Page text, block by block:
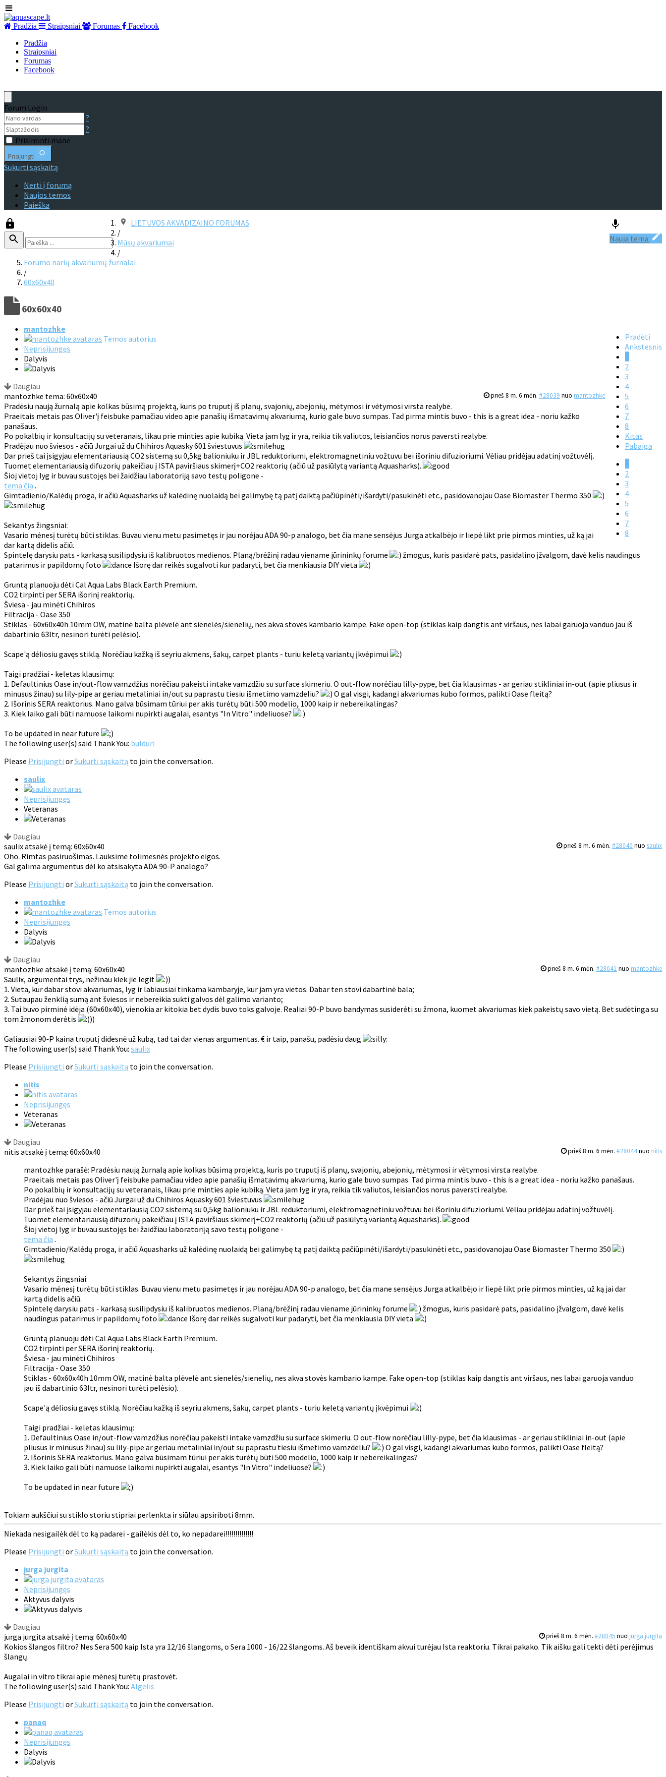
Pradžia Straipsniai Forumas
Facebook
Pradžia
Straipsniai
Forumas
Facebook
Forum Login
?
?
Prisiminti mane
Prisijungti
Sukurti sąskaitą
Nerti į forumą
Naujos temos
Paieška
Nauja tema
LIETUVOS AKVADIZAINO FORUMAS
/
Mūsų akvariumai
/
Forumo narių akvariumų žurnalai
/
60x60x40
60x60x40
Pradėti
Ankstesnis
2
3
4
5
6
7
8
Kitas
Pabaiga
2
3
4
5
6
7
8
mantozhke
Temos autorius
Neprisijungęs
Dalyvis
Daugiau
prieš 8 m. 6 mėn. #28039 nuo mantozhke
mantozhke tema: 60x60x40
Pradėsiu naują žurnalą apie kolkas būsimą projektą, kuris po truputį iš planų, svajonių, abejonių, mėtymosi ir vėtymosi virsta realybe.
Praeitais metais pas Oliver'į feisbuke pamačiau video apie panašių išmatavimų akvariumą, kurio gale buvo sumpas. Tad pirma mintis buvo - this is a great idea - noriu kažko
panašaus.
Po pokalbių ir konsultacijų su veteranais, likau prie minties apie kubiką. Vieta jam lyg ir yra, reikia tik valiutos, leisiančios norus paversti realybe.
Pradėjau nuo šviesos - ačiū Jurgai už du Chihiros Aquasky 601 šviestuvus
Dar prieš tai įsigyjau elementariausią CO2 sistemą su 0,5kg balioniuku ir JBL reduktoriumi, elektromagnetiniu vožtuvu bei išoriniu difuzioriumi. Vėliau pridėjau adatinį vožtuvėlį.
Tuomet elementariausią difuzorių pakeičiau į ISTA paviršiaus skimerį+CO2 reaktorių (ačiū už pasiūlytą variantą Aquasharks).
Šioj vietoj lyg ir buvau sustojęs bei žaidžiau laboratoriją savo testų poligone -
tema čia .
Gimtadienio/Kalėdų proga, ir ačiū Aquasharks už kalėdinę nuolaidą bei galimybę tą patį daiktą pačiūpinėti/išardyti/pasukinėti etc., pasidovanojau Oase Biomaster Thermo 350
Sekantys žingsniai:
Vasario mėnesį turėtų būti stiklas. Buvau vienu metu pasimetęs ir jau norėjau ADA 90-p analogo, bet čia mane sensėjus Jurga atkalbėjo ir liepė likt prie pirmos minties, už ką jai
dar kartą didelis ačiū.
Spintelę darysiu pats - karkasą susilipdysiu iš kalibruotos medienos. Planą/brėžinį radau viename jūrininkų forume
žmogus, kuris pasidarė pats, pasidalino įžvalgom, davė kelis naudingus
patarimus ir papildomų foto
Išorę dar reikės sugalvoti kur padaryti, bet čia menkiausia DIY vieta
Gruntą planuoju dėti Cal Aqua Labs Black Earth Premium.
CO2 tirpinti per SERA išorinį reaktorių.
Šviesa - jau minėti Chihiros
Filtracija - Oase 350
Stiklas - 60x60x40h 10mm OW, matinė balta plėvelė ant sienelės/sienelių, nes akva stovės kambario kampe. Fake open-top (stiklas kaip dangtis ant viršaus, nes labai garuoja vanduo jau iš
dabartinio 63ltr, nesinori turėti pelėsio).
Scape'ą dėliosiu gavęs stiklą. Norėčiau kažką iš seyriu akmens, šakų, carpet plants - turiu keletą variantų įkvėpimui
Taigi pradžiai - keletas klausimų:
1. Defaultinius Oase in/out-flow vamzdžius norėčiau pakeisti intake vamzdžiu su surface skimeriu. O out-flow norėčiau lilly-pype, bet čia klausimas - ar geriau stikliniai in-out (apie pliusus ir
minusus žinau) su lily-pipe ar geriau metaliniai in/out su paprastu tiesiu išmetimo vamzdeliu?
O gal visgi, kadangi akvariumas kubo formos, palikti Oase fleitą?
2. Išorinis SERA reaktorius. Mano galva būsimam tūriui per akis turėtų būti 500 modelio, 1000 kaip ir nebereikalingas?
3. Kiek laiko gali būti namuose laikomi nupirkti augalai, esantys "In Vitro" indeliuose?
To be updated in near future
The following user(s) said Thank You: bulduri
Please Prisijungti orSukurti sąskaitą to join the conversation.
saulix
Neprisijungęs
Veteranas
Daugiau
prieš 8 m. 6 mėn. #28040 nuo saulix
saulix atsakė į temą: 60x60x40
Oho. Rimtas pasiruošimas. Lauksime tolimesnės projekto eigos.
Gal galima argumentus dėl ko atsisakyta ADA 90-P analogo?
Please Prisijungti orSukurti sąskaitą to join the conversation.
mantozhke
Temos autorius
Neprisijungęs
Dalyvis
Daugiau
prieš 8 m. 6 mėn. #28041 nuo mantozhke
mantozhke atsakė į temą: 60x60x40
Saulix, argumentai trys, nežinau kiek jie legit
)
1. Vieta, kur dabar stovi akvariumas, lyg ir labiausiai tinkama kambaryje, kur jam yra vietos. Dabar ten stovi dabartinė bala;
2. Sutaupau ženklią sumą ant šviesos ir nebereikia sukti galvos dėl galimo varianto;
3. Tai buvo pirminė idėja (60x60x40), vienokia ar kitokia bet dydis buvo toks galvoje. Realiai 90-P buvo bandymas susiderėti su žmona, kuomet akvariumas kiek pakeistų savo vietą. Bet sudėtinga su
tom žmonom derėtis
))
Galiausiai 90-P kaina truputį didesnė už kubą, tad tai dar vienas argumentas. € ir taip, panašu, padėsiu daug
The following user(s) said Thank You: saulix
Please Prisijungti orSukurti sąskaitą to join the conversation.
nitis
Neprisijungęs
Veteranas
Daugiau
prieš 8 m. 6 mėn. #28044nuo nitis
nitis atsakė į temą: 60x60x40
mantozhke parašė: Pradėsiu naują žurnalą apie kolkas būsimą projektą, kuris po truputį iš planų, svajonių, abejonių, mėtymosi ir vėtymosi virsta realybe.
Praeitais metais pas Oliver'į feisbuke pamačiau video apie panašių išmatavimų akvariumą, kurio gale buvo sumpas. Tad pirma mintis buvo - this is a great idea - noriu kažko panašaus.
Po pokalbių ir konsultacijų su veteranais, likau prie minties apie kubiką. Vieta jam lyg ir yra, reikia tik valiutos, leisiančios norus paversti realybe.
Pradėjau nuo šviesos - ačiū Jurgai už du Chihiros Aquasky 601 šviestuvus
Dar prieš tai įsigyjau elementariausią CO2 sistemą su 0,5kg balioniuku ir JBL reduktoriumi, elektromagnetiniu vožtuvu bei išoriniu difuzioriumi. Vėliau pridėjau adatinį vožtuvėlį.
Tuomet elementariausią difuzorių pakeičiau į ISTA paviršiaus skimerį+CO2 reaktorių (ačiū už pasiūlytą variantą Aquasharks).
Šioj vietoj lyg ir buvau sustojęs bei žaidžiau laboratoriją savo testų poligone -
tema čia .
Gimtadienio/Kalėdų proga, ir ačiū Aquasharks už kalėdinę nuolaidą bei galimybę tą patį daiktą pačiūpinėti/išardyti/pasukinėti etc., pasidovanojau Oase Biomaster Thermo 350
Sekantys žingsniai:
Vasario mėnesį turėtų būti stiklas. Buvau vienu metu pasimetęs ir jau norėjau ADA 90-p analogo, bet čia mane sensėjus Jurga atkalbėjo ir liepė likt prie pirmos minties, už ką jai dar
kartą didelis ačiū.
Spintelę darysiu pats - karkasą susilipdysiu iš kalibruotos medienos. Planą/brėžinį radau viename jūrininkų forume
žmogus, kuris pasidarė pats, pasidalino įžvalgom, davė kelis
naudingus patarimus ir papildomų foto
Išorę dar reikės sugalvoti kur padaryti, bet čia menkiausia DIY vieta
Gruntą planuoju dėti Cal Aqua Labs Black Earth Premium.
CO2 tirpinti per SERA išorinį reaktorių.
Šviesa - jau minėti Chihiros
Filtracija - Oase 350
Stiklas - 60x60x40h 10mm OW, matinė balta plėvelė ant sienelės/sienelių, nes akva stovės kambario kampe. Fake open-top (stiklas kaip dangtis ant viršaus, nes labai garuoja vanduo
jau iš dabartinio 63ltr, nesinori turėti pelėsio).
Scape'ą dėliosiu gavęs stiklą. Norėčiau kažką iš seyriu akmens, šakų, carpet plants - turiu keletą variantų įkvėpimui
Taigi pradžiai - keletas klausimų:
1. Defaultinius Oase in/out-flow vamzdžius norėčiau pakeisti intake vamzdžiu su surface skimeriu. O out-flow norėčiau lilly-pype, bet čia klausimas - ar geriau stikliniai in-out (apie
pliusus ir minusus žinau) su lily-pipe ar geriau metaliniai in/out su paprastu tiesiu išmetimo vamzdeliu?
O gal visgi, kadangi akvariumas kubo formos, palikti Oase fleitą?
2. Išorinis SERA reaktorius. Mano galva būsimam tūriui per akis turėtų būti 500 modelio, 1000 kaip ir nebereikalingas?
3. Kiek laiko gali būti namuose laikomi nupirkti augalai, esantys "In Vitro" indeliuose?
To be updated in near future
Tokiam aukščiui su stiklo storiu stipriai perlenkta ir siūlau apsiriboti 8mm.
Niekada nesigailėk dėl to ką padarei - gailėkis dėl to, ko nepadarei!!!!!!!!!!!!!!
Please Prisijungti orSukurti sąskaitą to join the conversation.
jurga jurgita
Neprisijungęs
Aktyvus dalyvis
Daugiau
prieš 8 m. 6 mėn. #28045 nuo jurga jurgita
jurga jurgita atsakė į temą: 60x60x40
Kokios šlangos filtro? Nes Sera 500 kaip Ista yra 12/16 šlangoms, o Sera 1000 - 16/22 šlangoms. Aš beveik identiškam akvui turėjau Ista reaktoriu. Tikrai pakako. Tik aišku gali tekti dėti perėjimus
šlangų.
Augalai in vitro tikrai apie mėnesį turėtų prastovėt.
The following user(s) said Thank You: Algelis
Please Prisijungti orSukurti sąskaitą to join the conversation.
panaq
Neprisijungęs
Dalyvis